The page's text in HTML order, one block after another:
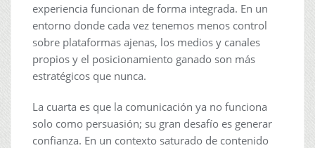
experiencia funcionan de forma integrada. En un
entorno donde cada vez tenemos menos control
sobre plataformas ajenas, los medios y canales
propios y el posicionamiento ganado son más
estratégicos que nunca.
La cuarta es que la comunicación ya no funciona
solo como persuasión; su gran desafío es generar
confianza. En un contexto saturado de contenido